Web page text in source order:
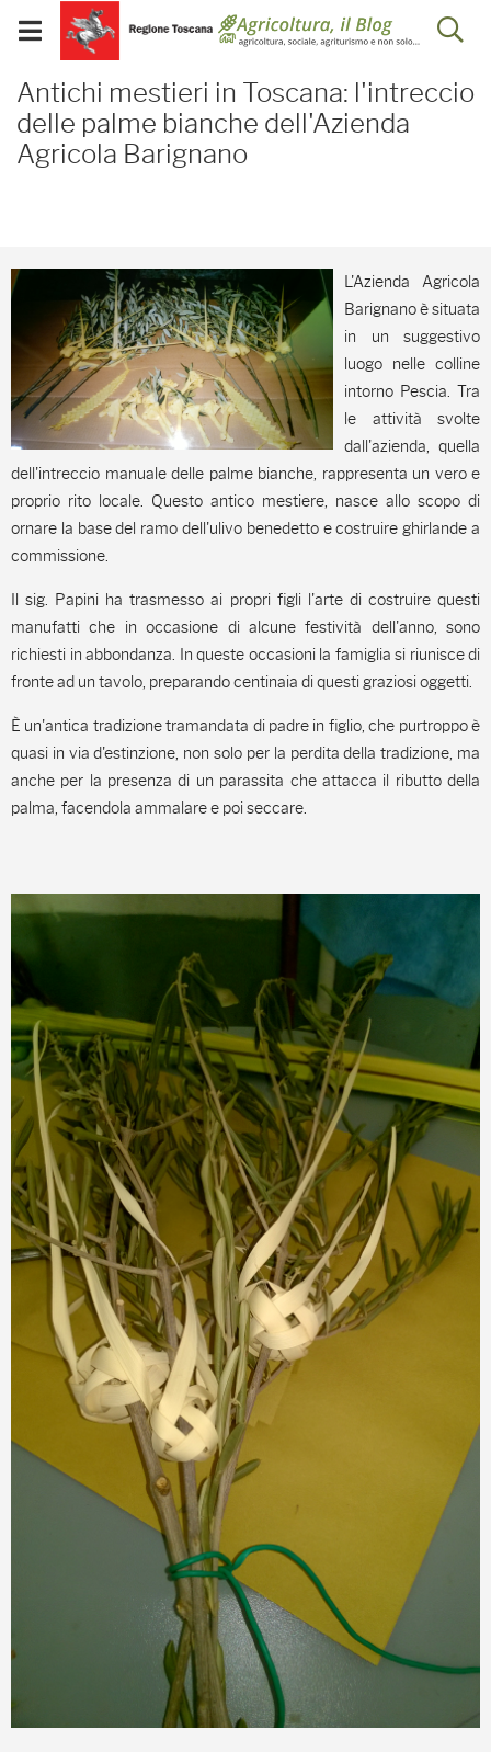
Skip to Main Content
Visualizza/chiudi
menu
mobile
Antichi mestieri in
Antichi mestieri in Toscana: l'intreccio
delle palme bianche dell'Azienda
Agricola Barignano
L'Azienda Agricola
Barignano è situata
in un suggestivo
luogo nelle colline
intorno Pescia. Tra
le attività svolte
dall'azienda, quella
dell'intreccio manuale delle palme bianche, rappresenta un vero e
proprio rito locale. Questo antico mestiere, nasce allo scopo di
ornare la base del ramo dell'ulivo benedetto e costruire ghirlande a
commissione.
Il sig. Papini ha trasmesso ai propri figli l'arte di costruire questi
manufatti che in occasione di alcune festività dell'anno, sono
richiesti in abbondanza. In queste occasioni la famiglia si riunisce di
fronte ad un tavolo, preparando centinaia di questi graziosi oggetti.
È un'antica tradizione tramandata di padre in figlio, che purtroppo è
quasi in via d'estinzione, non solo per la perdita della tradizione, ma
anche per la presenza di un parassita che attacca il ributto della
palma, facendola ammalare e poi seccare.